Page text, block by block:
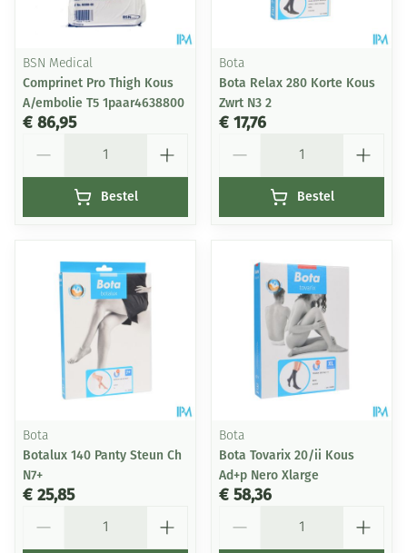
BSN Medical
Comprinet Pro Thigh Kous
A/embolie T5 1paar4638800
€ 86,95
Bestel
Bota
Bota Relax 280 Korte Kous
Zwrt N3 2
€ 17,76
Bestel
Bota
Botalux 140 Panty Steun Ch
N7+
€ 25,85
Bota
Bota Tovarix 20/ii Kous
Ad+p Nero Xlarge
€ 58,36